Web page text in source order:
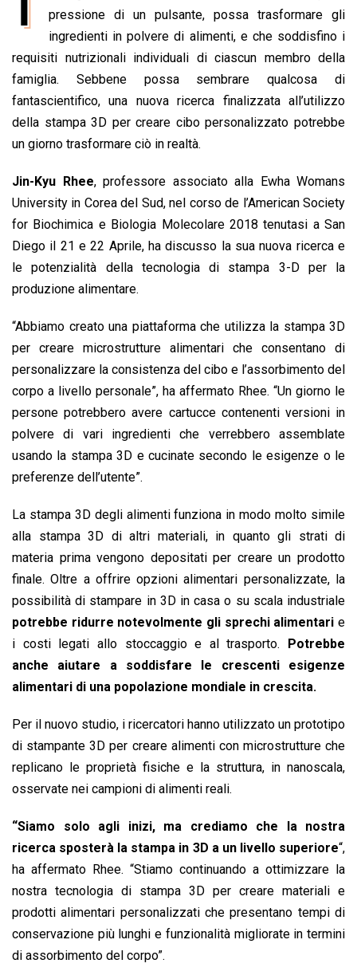
o
o
k
t
s
A
p
p
k
e
d
I
n
e
a
d
s
i
l
y
L
i
n
k
n
t
pressione di un pulsante, possa trasformare gli
ingredienti in polvere di alimenti, e che soddisfino i
requisiti nutrizionali individuali di ciascun membro della
famiglia. Sebbene possa sembrare qualcosa di
fantascientifico, una nuova ricerca finalizzata all’utilizzo
della stampa 3D per creare cibo personalizzato potrebbe
un giorno trasformare ciò in realtà.
Jin-Kyu Rhee, professore associato alla Ewha Womans
University in Corea del Sud, nel corso de l’American Society
for Biochimica e Biologia Molecolare 2018 tenutasi a San
Diego il 21 e 22 Aprile, ha discusso la sua nuova ricerca e
le potenzialità della tecnologia di stampa 3-D per la
produzione alimentare.
“Abbiamo creato una piattaforma che utilizza la stampa 3D
per creare microstrutture alimentari che consentano di
personalizzare la consistenza del cibo e l’assorbimento del
corpo a livello personale”, ha affermato Rhee. “Un giorno le
persone potrebbero avere cartucce contenenti versioni in
polvere di vari ingredienti che verrebbero assemblate
usando la stampa 3D e cucinate secondo le esigenze o le
preferenze dell’utente”.
La stampa 3D degli alimenti funziona in modo molto simile
alla stampa 3D di altri materiali, in quanto gli strati di
materia prima vengono depositati per creare un prodotto
finale. Oltre a offrire opzioni alimentari personalizzate, la
possibilità di stampare in 3D in casa o su scala industriale
potrebbe ridurre notevolmente gli sprechi alimentari e
i costi legati allo stoccaggio e al trasporto. Potrebbe
anche aiutare a soddisfare le crescenti esigenze
alimentari di una popolazione mondiale in crescita.
Per il nuovo studio, i ricercatori hanno utilizzato un prototipo
di stampante 3D per creare alimenti con microstrutture che
replicano le proprietà fisiche e la struttura, in nanoscala,
osservate nei campioni di alimenti reali.
“Siamo solo agli inizi, ma crediamo che la nostra
ricerca sposterà la stampa in 3D a un livello superiore“,
ha affermato Rhee. “Stiamo continuando a ottimizzare la
nostra tecnologia di stampa 3D per creare materiali e
prodotti alimentari personalizzati che presentano tempi di
conservazione più lunghi e funzionalità migliorate in termini
di assorbimento del corpo”.